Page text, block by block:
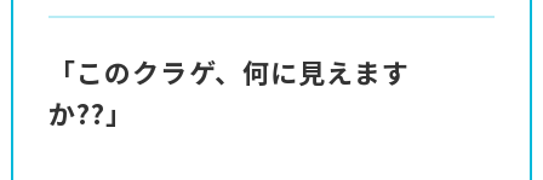
「このクラゲ、何に見えます
か??」